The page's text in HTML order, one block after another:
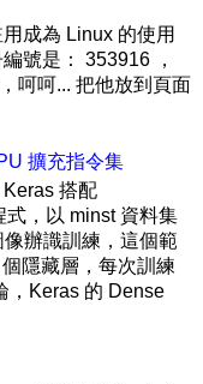
成為 Linux 的使用
號是： 353916 ，
呵呵... 把他放到頁面
擴充指令集
搭配
，以 minst 資料集
辦識訓練，這個範
隱藏層，每次訓練
，Keras 的 Dense